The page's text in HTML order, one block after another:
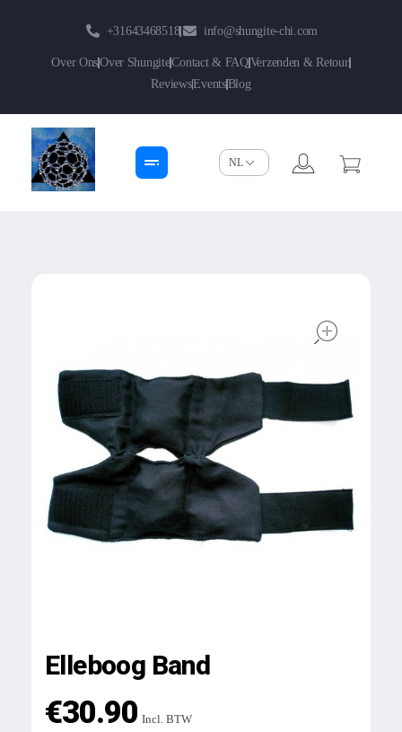
+31643468518 info@shungite-chi.com
Over OnsOver ShungiteContact & FAQVerzenden & Retour
ReviewsEventsBlog
Elleboog Band
€30.90 Incl. BTW